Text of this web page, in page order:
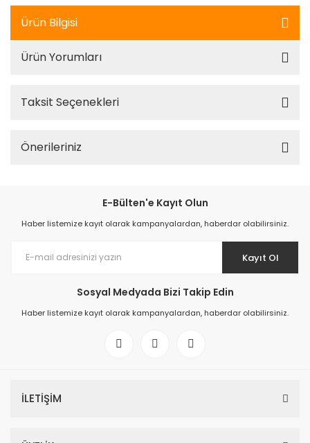
Ürün Bilgisi
Ürün Yorumları
Taksit Seçenekleri
Önerileriniz
E-Bülten'e Kayıt Olun
Haber listemize kayıt olarak kampanyalardan, haberdar olabilirsiniz.
Kayıt Ol
Sosyal Medyada Bizi Takip Edin
Haber listemize kayıt olarak kampanyalardan, haberdar olabilirsiniz.
İLETİŞİM